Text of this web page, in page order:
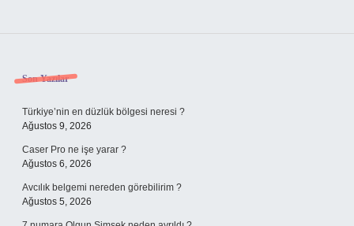
Sidebar
Son Yazılar
Türkiye’nin en düzlük bölgesi neresi ?
Ağustos 9, 2026
Caser Pro ne işe yarar ?
Ağustos 6, 2026
Avcılık belgemi nereden görebilirim ?
Ağustos 5, 2026